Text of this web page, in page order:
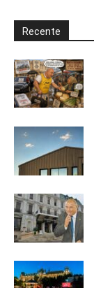
Recente